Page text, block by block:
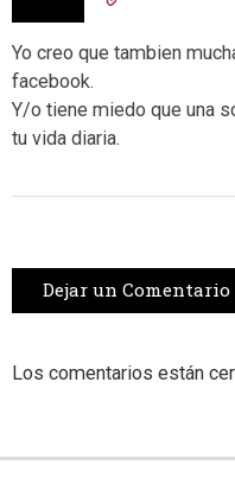
Yo creo que tambien
facebook.
Y/o tiene miedo que una
tu vida diaria.
Dejar un Comentario
Los comentarios están